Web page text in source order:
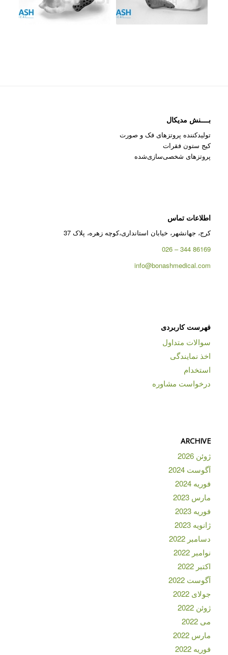
بــــنش مدیکال
تولیدکننده پروتزهای فک و صورت
کیج ستون فقرات
پروتزهای شخصی‌سازی‌شده
اطلاعات تماس
کرج، جهانشهر، خیابان استانداری،کوچه زهره، پلاک 37
86169 344 – 026
info@bonashmedical.com
فهرست کاربردی
سوالات متداول
اخذ نمایندگی
استخدام
درخواست مشاوره
ARCHIVE
ژوئن 2026
آگوست 2024
فوریه 2024
مارس 2023
فوریه 2023
ژانویه 2023
دسامبر 2022
نوامبر 2022
اکتبر 2022
آگوست 2022
جولای 2022
ژوئن 2022
می 2022
مارس 2022
فوریه 2022